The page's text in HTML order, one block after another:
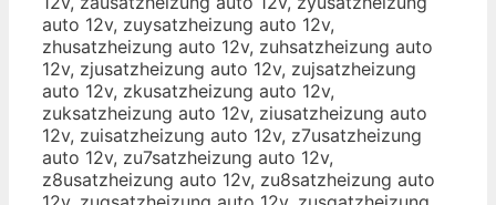
auto 12v, zuysatzheizung auto 12v,
zhusatzheizung auto 12v, zuhsatzheizung auto
12v, zjusatzheizung auto 12v, zujsatzheizung
auto 12v, zkusatzheizung auto 12v,
zuksatzheizung auto 12v, ziusatzheizung auto
12v, zuisatzheizung auto 12v, z7usatzheizung
auto 12v, zu7satzheizung auto 12v,
z8usatzheizung auto 12v, zu8satzheizung auto